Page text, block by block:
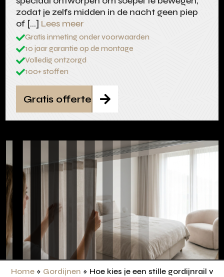
zodat je zelfs midden in de nacht geen piep
of […] Lees meer
Gratis inmeting onder voorwaarden
10 jaar garantie op de montage
Volledig ontzorgd
100+ stoffen

Gratis offerte
Home » Gordijnen » Hoe kies je een stille gordijnrail